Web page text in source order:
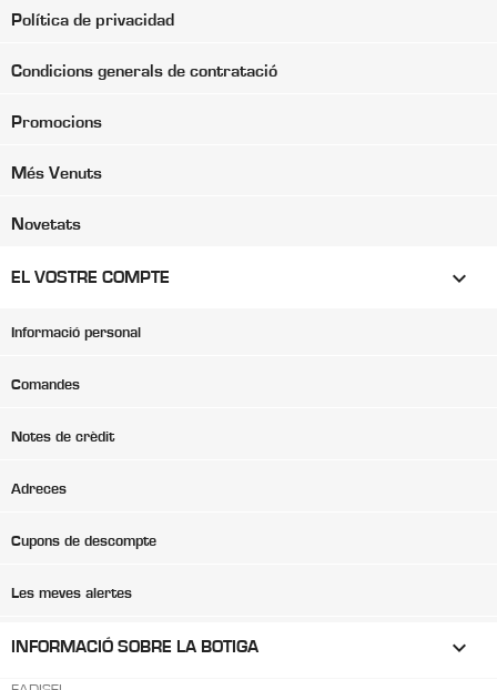
Política de privacidad
Condicions generals de contratació
Promocions
Més Venuts
Novetats
EL VOSTRE COMPTE 
Informació personal
Comandes
Notes de crèdit
Adreces
Cupons de descompte
Les meves alertes
INFORMACIÓ SOBRE LA BOTIGA keyboard_arrow_down